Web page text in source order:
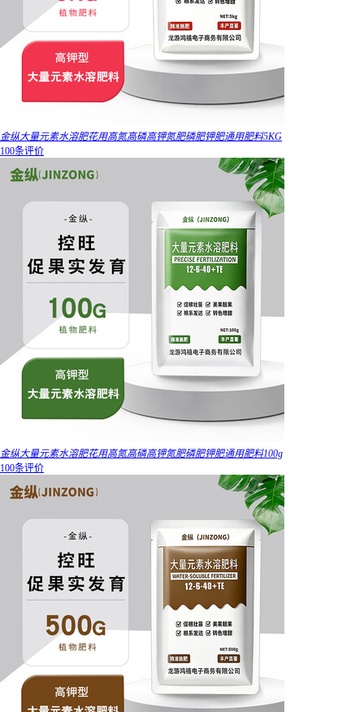
金纵大量元素水溶肥花用高氮高磷高钾氮肥磷肥钾肥通用肥料5KG
100条评价
金纵大量元素水溶肥花用高氮高磷高钾氮肥磷肥钾肥通用肥料100g
100条评价